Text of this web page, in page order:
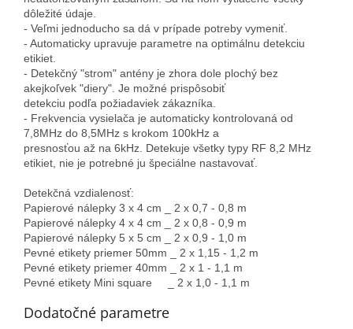
dôležité údaje.
- Veľmi jednoducho sa dá v prípade potreby vymeniť.
- Automaticky upravuje parametre na optimálnu detekciu
etikiet.
- Detekčný "strom" antény je zhora dole plochý bez
akejkoľvek "diery". Je možné prispôsobiť
detekciu podľa požiadaviek zákazníka.
- Frekvencia vysielača je automaticky kontrolovaná od
7,8MHz do 8,5MHz s krokom 100kHz a
presnosťou až na 6kHz. Detekuje všetky typy RF 8,2 MHz
etikiet, nie je potrebné ju špeciálne nastavovať.
Detekčná vzdialenosť:
Papierové nálepky 3 x 4 cm _ 2 x 0,7 - 0,8 m
Papierové nálepky 4 x 4 cm _ 2 x 0,8 - 0,9 m
Papierové nálepky 5 x 5 cm _ 2 x 0,9 - 1,0 m
Pevné etikety priemer 50mm _ 2 x 1,15 - 1,2 m
Pevné etikety priemer 40mm _ 2 x 1 - 1,1 m
Pevné etikety Mini square _ 2 x 1,0 - 1,1 m
Dodatočné parametre